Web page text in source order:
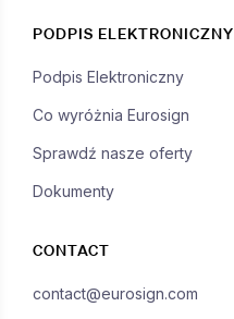
PODPIS ELEKTRONICZNY
Podpis Elektroniczny
Co wyróżnia Eurosign
Sprawdź nasze oferty
Dokumenty
CONTACT
contact@eurosign.com